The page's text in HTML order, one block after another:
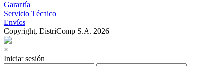
Garantía
Servicio Técnico
Envíos
Copyright, DistriComp S.A. 2026
×
Iniciar sesión